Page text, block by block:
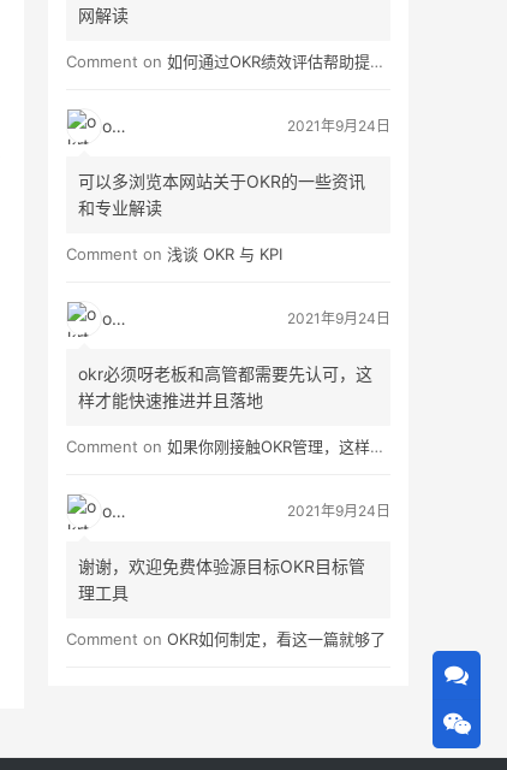
网解读
Comment on 如何通过OKR绩效评估帮助提高员工绩效？
okrt 2021年9月24日
可以多浏览本网站关于OKR的一些资讯
和专业解读
Comment on 浅谈 OKR 与 KPI
okrt 2021年9月24日
okr必须呀老板和高管都需要先认可，这
样才能快速推进并且落地
Comment on 如果你刚接触OKR管理，这样做就对了！
okrt 2021年9月24日
谢谢，欢迎免费体验源目标OKR目标管
理工具
Comment on OKR如何制定，看这一篇就够了